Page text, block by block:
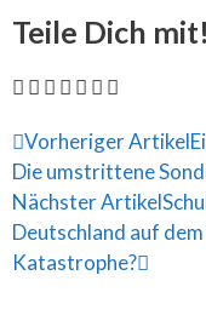
Teile Dich
Vorheriger Artikel
Die umstrittene
Nächster Artikel
Deutschland auf
Katastrophe?